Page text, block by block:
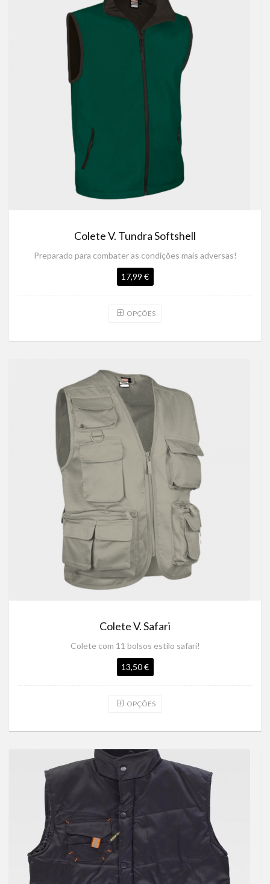
Colete V. Tundra Softshell
Preparado para combater as condições mais adversas!
17,99 €
OPÇÕES
Colete V. Safari
Colete com 11 bolsos estilo safari!
13,50 €
OPÇÕES